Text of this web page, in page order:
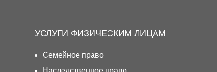
УСЛУГИ ФИЗИЧЕСКИМ ЛИЦАМ
Семейное право
Наследственное право